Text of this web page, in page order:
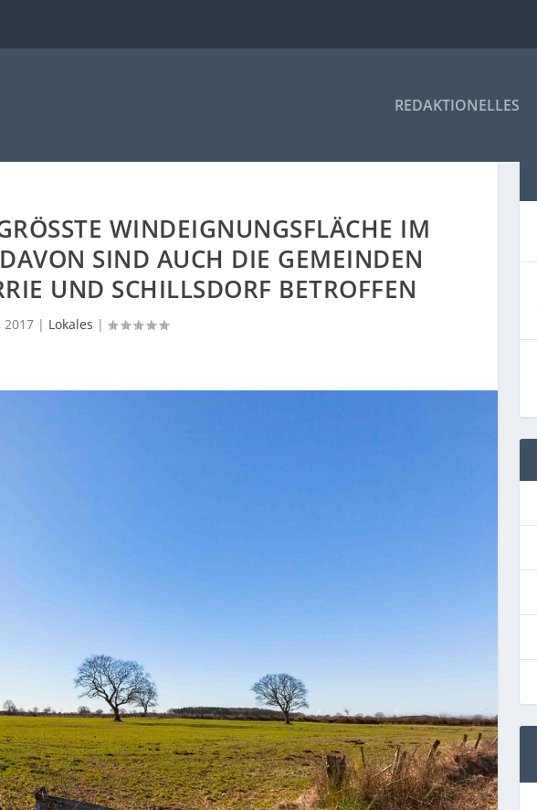
REDAKTIONELLES
WINDEIGNUNGSFLÄCHE IM K
SIND AUCH DIE GEMEINDEN B
UND SCHILLSDORF BETROFFEN
2017 | Lokales |